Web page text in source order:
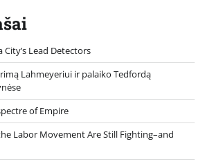
Lead Detectors
Lahmeyeriui ir palaiko Tedfordą
of Empire
Labor Movement Are Still Fighting–and